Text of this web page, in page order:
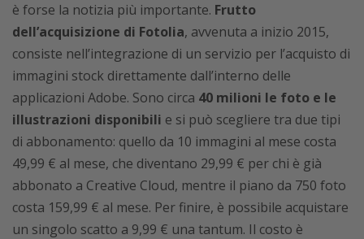
è forse la notizia più importante. Frutto
dell’acquisizione di Fotolia, avvenuta a inizio 2015,
consiste nell’integrazione di un servizio per l’acquisto di
immagini stock direttamente dall’interno delle
applicazioni Adobe. Sono circa 40 milioni le foto e le
illustrazioni disponibili e si può scegliere tra due tipi
di abbonamento: quello da 10 immagini al mese costa
49,99 € al mese, che diventano 29,99 € per chi è già
abbonato a Creative Cloud, mentre il piano da 750 foto
costa 159,99 € al mese. Per finire, è possibile acquistare
un singolo scatto a 9,99 € una tantum. Il costo è